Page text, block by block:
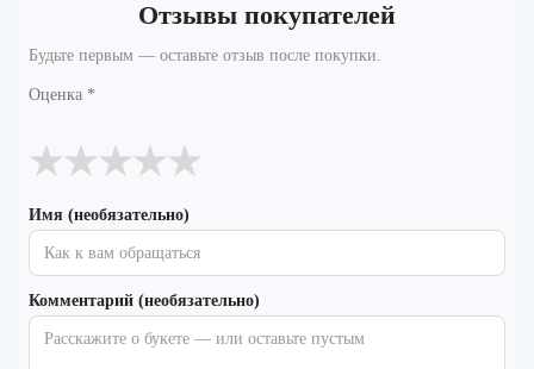
Отзывы покупателей
Будьте первым — оставьте отзыв после покупки.
Оценка *
★
★
★
★
★
Имя (необязательно)
Комментарий (необязательно)